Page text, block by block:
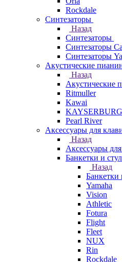
Rockdale
Синтезаторы
Назад
Синтезаторы
Синтезаторы
Синтезаторы
Акустические
Назад
Акустические
Ritmuller
Kawai
KAYSERBURG
Pearl River
Аксессуары для
Назад
Аксессуары
Банкетки и
Назад
Банкетки
Yamaha
Vision
Athletic
Fotura
Flight
Fleet
NUX
Rin
Rockdale